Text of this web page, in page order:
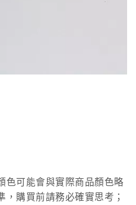
色可能會與實際商品顏色略
，購買前請務必確實思考；